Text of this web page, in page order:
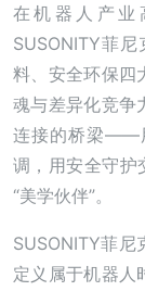
在机器人产业
SUSONITY菲
料、安全环保四
魂与差异化竞争
连接的桥梁——
调，用安全守护
“美学伙伴”。
SUSONITY菲尼
定义属于机器人